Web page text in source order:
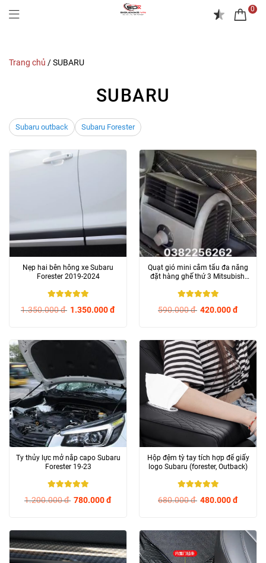
0
Trang chủ /SUBARU
SUBARU
Subaru outback Subaru Forester
Nẹp hai bên hông xe Subaru
Forester 2019-2024
1.350.000đ 1.350.000đ
Quạt gió mini cắm tẩu đa năng
đặt hàng ghế thứ 3 Mitsubishi
590.000đ 420.000đ
Ty thủy lực mở nắp capo Subaru
Forester 19-23
1.200.000đ 780.000đ
Hộp đệm tỳ tay tích hợp để giấy
logo Subaru (forester, Outback)
680.000đ 480.000đ